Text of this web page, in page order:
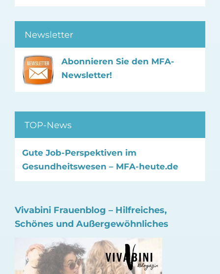
Newsletter
Abonnieren Sie den MFA-
Newsletter!
TOP-News
Gute Job-Perspektiven im
Gesundheitswesen – MFA-heute.de
Vivabini Frauenblog – Hilfreiches,
Schönes und Außergewöhnliches